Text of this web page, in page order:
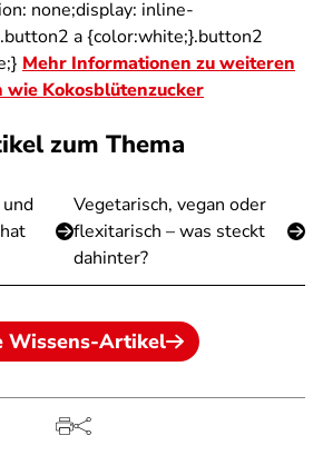
none;display: inline-
a {color:white;}.button2
Mehr Informationen zu weiteren
Kokosblütenzucker
zum Thema
Vegetarisch, vegan oder
flexitarisch – was steckt
dahinter?
Wissens-Artikel